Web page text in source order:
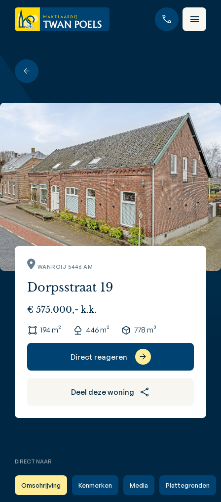
WANROIJ 5446 AM
Dorpsstraat 19
€ 575.000,- k.k.
194 m² 446 m² 778 m³
Direct reageren
Deel deze woning
DIRECT NAAR
Omschrijving Kenmerken Media Plattegronden